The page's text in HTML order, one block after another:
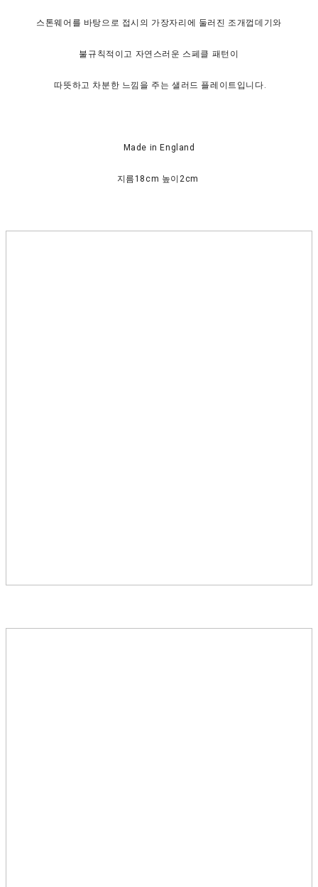
스톤웨어를 바탕으로 접시의 가장자리에 둘러진 조개껍데기와
불규칙적이고 자연스러운 스페클 패턴이
따뜻하고 차분한 느낌을 주는 샐러드 플레이트입니다.
Made in England
지름18cm 높이2cm